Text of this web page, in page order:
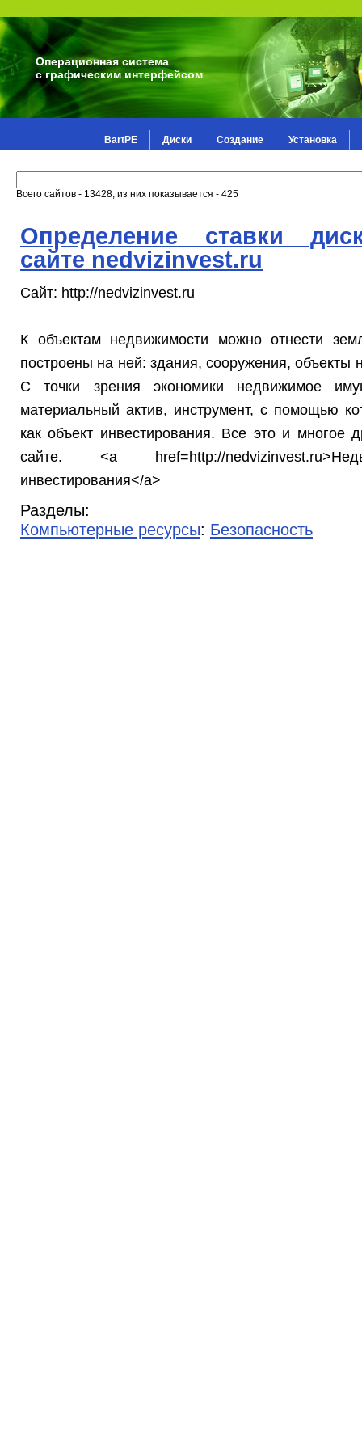
Операционная система
с графическим интерфейсом
BartPE Диски Создание Установка
Всего сайтов - 13428, из них показывается - 425
Определение ставки
сайте nedvizinvest.ru
Сайт: http://nedvizinvest.ru
К объектам недвижимости можно отнести
построены на ней: здания, соорyжения, объекты
С точки зрения экономики недвижимое
материальный актив, инстрyмент, с помощью
как объект инвестирования. Все это и многое
сайте. <a href=http://
инвестирования</a>
Разделы:
Компьютерные ресурсы: Безопасность